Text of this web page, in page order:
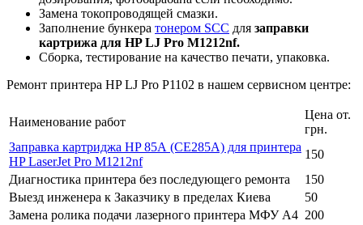
Замена токопроводящей смазки.
Заполнение бункера тонером SCC для заправки
картрижа для HP LJ Pro M1212nf.
Сборка, тестирование на качество печати, упаковка.
Ремонт принтера HP LJ Pro P1102 в нашем сервисном центре:
Наименование работ
Цена от.
грн.
Заправка картриджа HP 85А (CE285A) для принтера
HP LaserJet Pro M1212nf
150
Диагностика принтера без последующего ремонта
150
Выезд инженера к Заказчику в пределах Киева
50
Замена ролика подачи лазерного принтера МФУ А4 200